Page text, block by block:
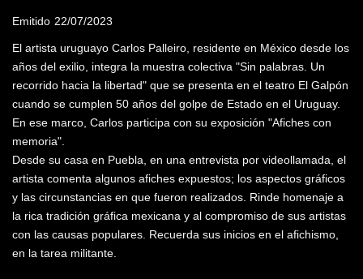
Emitido 22/07/2023
El artista uruguayo Carlos Palleiro, residente en México desde los
años del exilio, integra la muestra colectiva "Sin palabras. Un
recorrido hacia la libertad" que se presenta en el teatro El Galpón
cuando se cumplen 50 años del golpe de Estado en el Uruguay.
En ese marco, Carlos participa con su exposición "Afiches con
memoria".
Desde su casa en Puebla, en una entrevista por videollamada, el
artista comenta algunos afiches expuestos; los aspectos gráficos
y las circunstancias en que fueron realizados. Rinde homenaje a
la rica tradición gráfica mexicana y al compromiso de sus artistas
con las causas populares. Recuerda sus inicios en el afichismo,
en la tarea militante.